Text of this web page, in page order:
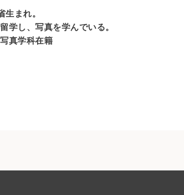
まれ。
学し、写真を学んでいる。
真学科在籍